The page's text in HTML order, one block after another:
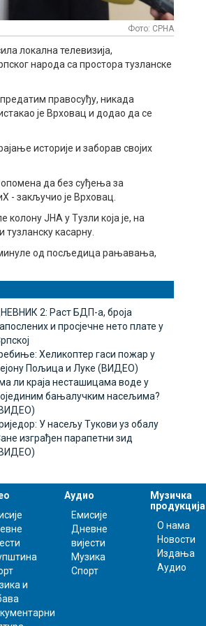
Фото: СРНА
локална телевизија,
народа са простора тузланске
правосуђу, никада
је Врховац и додао да се
историје и заборав својих
опомена да без суђења за
- закључио је Врховац.
колону ЈНА у Тузли која је, на
тузланску касарну.
од посљедица рањавања,
2: Раст БДП-а, броја
и просјечне нето плате у
Хеликоптер гаси пожар у
Пољица и Луке (ВИДЕО)
ли краја несташицама воде у
бањалучким насељима?
У насељу Тукови уз обалу
изграђен парапетни зид
и
Аудио
Емисије
Дневне
вијести
Музика
Спорт
Музичка
продукција
О нама
Новости
Издања
Аудио